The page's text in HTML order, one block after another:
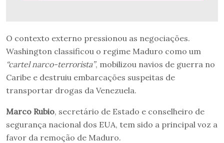
O contexto externo pressionou as negociações.
Washington classificou o regime Maduro como um
“cartel narco-terrorista”, mobilizou navios de guerra no
Caribe e destruiu embarcações suspeitas de
transportar drogas da Venezuela.
Marco Rubio, secretário de Estado e conselheiro de
segurança nacional dos EUA, tem sido a principal voz a
favor da remoção de Maduro.